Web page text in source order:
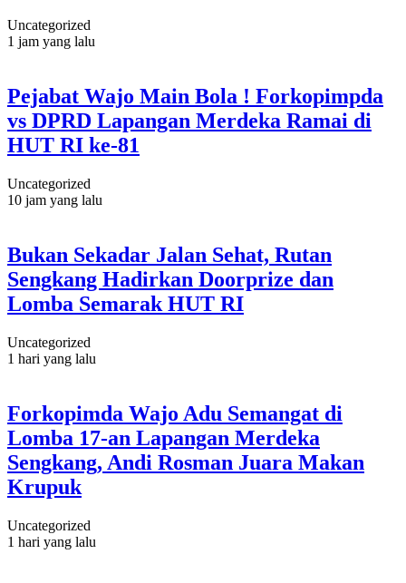
Uncategorized
1 jam yang lalu
Pejabat Wajo Main Bola ! Forkopimpda
vs DPRD Lapangan Merdeka Ramai di
HUT RI ke-81
Uncategorized
10 jam yang lalu
Bukan Sekadar Jalan Sehat, Rutan
Sengkang Hadirkan Doorprize dan
Lomba Semarak HUT RI
Uncategorized
1 hari yang lalu
Forkopimda Wajo Adu Semangat di
Lomba 17-an Lapangan Merdeka
Sengkang, Andi Rosman Juara Makan
Krupuk
Uncategorized
1 hari yang lalu